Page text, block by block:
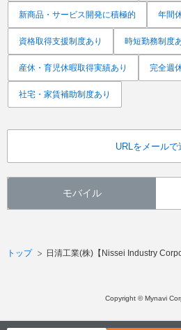
新商品・サービス開発に積極的 年間
資格取得支援制度あり 時短勤務制度
産休・育児休暇取得実績あり 完全週
社宅・家賃補助制度あり
URLをメールで
モバイル
トップ 日清工業(株)【Nissei Industry
Copyright © Mynavi